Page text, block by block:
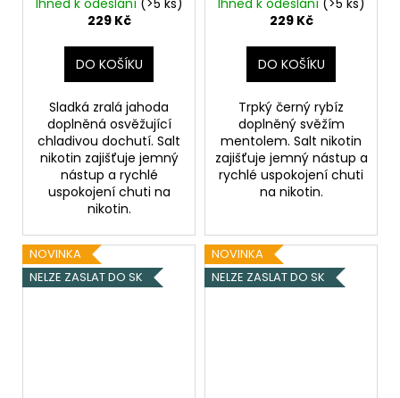
Ihned k odeslání (>5 ks)
229 Kč
DO KOŠÍKU
Sladká zralá jahoda
doplněná osvěžující
chladivou dochutí. Salt
nikotin zajišťuje jemný
nástup a rychlé
uspokojení chuti na
nikotin.
Ihned k odeslání (>5 ks)
229 Kč
DO KOŠÍKU
Trpký černý rybíz
doplněný svěžím
mentolem. Salt nikotin
zajišťuje jemný nástup a
rychlé uspokojení chuti
na nikotin.
NOVINKA
NELZE ZASLAT DO SK
NOVINKA
NELZE ZASLAT DO SK